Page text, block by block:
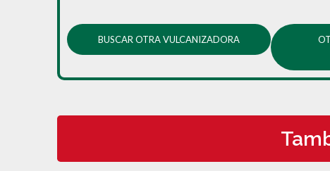
BUSCAR OTRA VULCANIZADORA